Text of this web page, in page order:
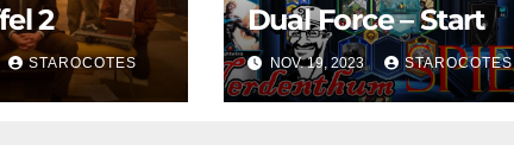
2
STAROCOTES
Dual Force – Start
NOV. 19, 2023 STAROCOTES